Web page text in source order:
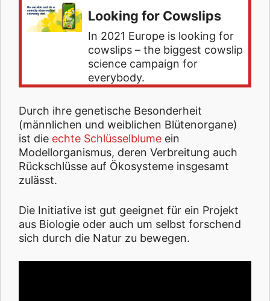
Looking for Cowslips
In 2021 Europe is looking for
cowslips – the biggest cowslip
science campaign for
everybody.
Durch ihre genetische Besonderheit
(männlichen und weiblichen Blütenorgane)
ist die echte Schlüsselblume ein
Modellorganismus, deren Verbreitung auch
Rückschlüsse auf Ökosysteme insgesamt
zulässt.
Die Initiative ist gut geeignet für ein Projekt
aus Biologie oder auch um selbst forschend
sich durch die Natur zu bewegen.